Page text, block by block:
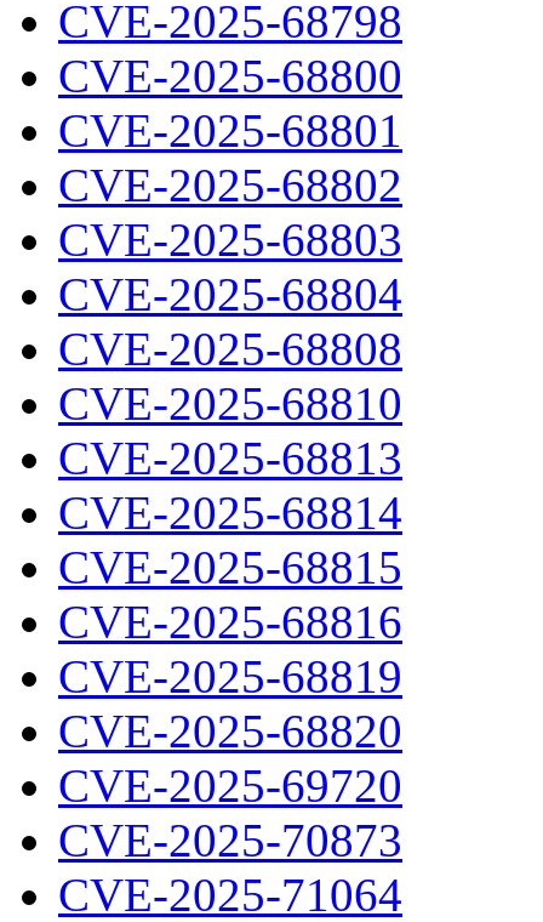
CVE-2025-68798
CVE-2025-68800
CVE-2025-68801
CVE-2025-68802
CVE-2025-68803
CVE-2025-68804
CVE-2025-68808
CVE-2025-68810
CVE-2025-68813
CVE-2025-68814
CVE-2025-68815
CVE-2025-68816
CVE-2025-68819
CVE-2025-68820
CVE-2025-69720
CVE-2025-70873
CVE-2025-71064